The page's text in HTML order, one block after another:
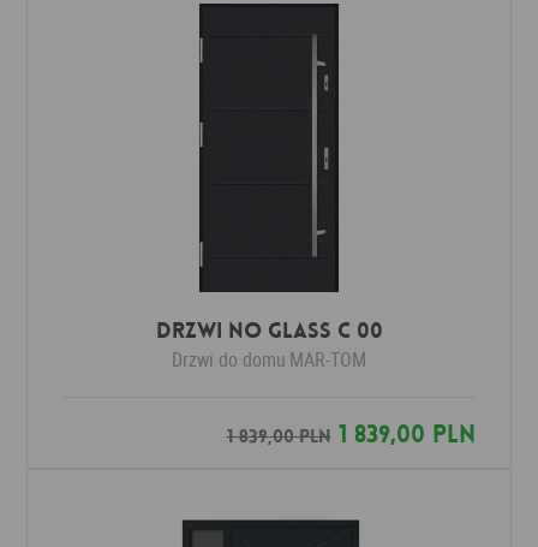
Drzwi No Glass C 00
Drzwi do domu MAR-TOM
1 839,00 PLN1 839,00 PLN